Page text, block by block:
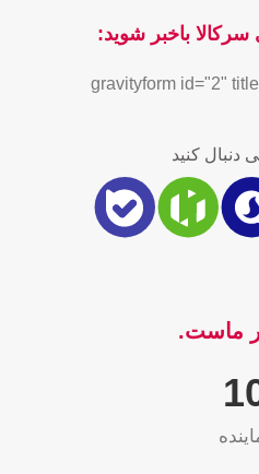
باخبر شوید:
[gravityform id="2"
دنبال کنید
ماست.